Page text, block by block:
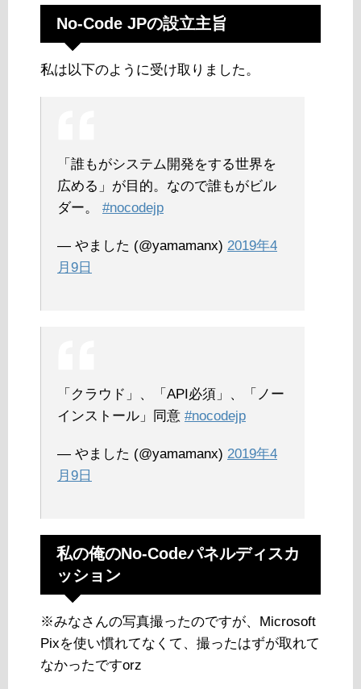
No-Code JPの設立主旨
私は以下のように受け取りました。
「誰もがシステム開発をする世界を
広める」が目的。なので誰もがビル
ダー。 #nocodejp
— やました (@yamamanx) 2019年4
月9日
「クラウド」、「API必須」、「ノー
インストール」同意 #nocodejp
— やました (@yamamanx) 2019年4
月9日
私の俺のNo-Codeパネルディスカ
ッション
※みなさんの写真撮ったのですが、Microsoft
Pixを使い慣れてなくて、撮ったはずが取れて
なかったですorz